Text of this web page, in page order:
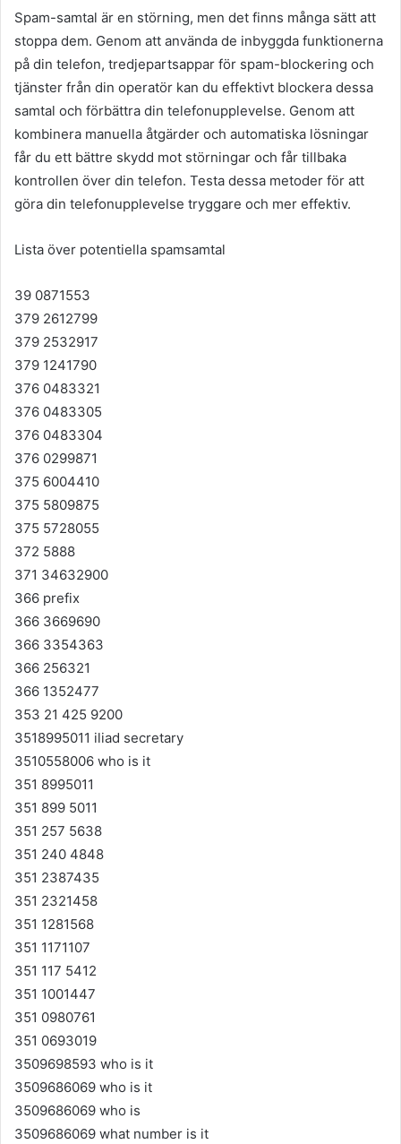
Spam-samtal är en störning, men det finns många sätt att
stoppa dem. Genom att använda de inbyggda funktionerna
på din telefon, tredjepartsappar för spam-blockering och
tjänster från din operatör kan du effektivt blockera dessa
samtal och förbättra din telefonupplevelse. Genom att
kombinera manuella åtgärder och automatiska lösningar
får du ett bättre skydd mot störningar och får tillbaka
kontrollen över din telefon. Testa dessa metoder för att
göra din telefonupplevelse tryggare och mer effektiv.
Lista över potentiella spamsamtal
39 0871553
379 2612799
379 2532917
379 1241790
376 0483321
376 0483305
376 0483304
376 0299871
375 6004410
375 5809875
375 5728055
372 5888
371 34632900
366 prefix
366 3669690
366 3354363
366 256321
366 1352477
353 21 425 9200
3518995011 iliad secretary
3510558006 who is it
351 8995011
351 899 5011
351 257 5638
351 240 4848
351 2387435
351 2321458
351 1281568
351 1171107
351 117 5412
351 1001447
351 0980761
351 0693019
3509698593 who is it
3509686069 who is it
3509686069 who is
3509686069 what number is it